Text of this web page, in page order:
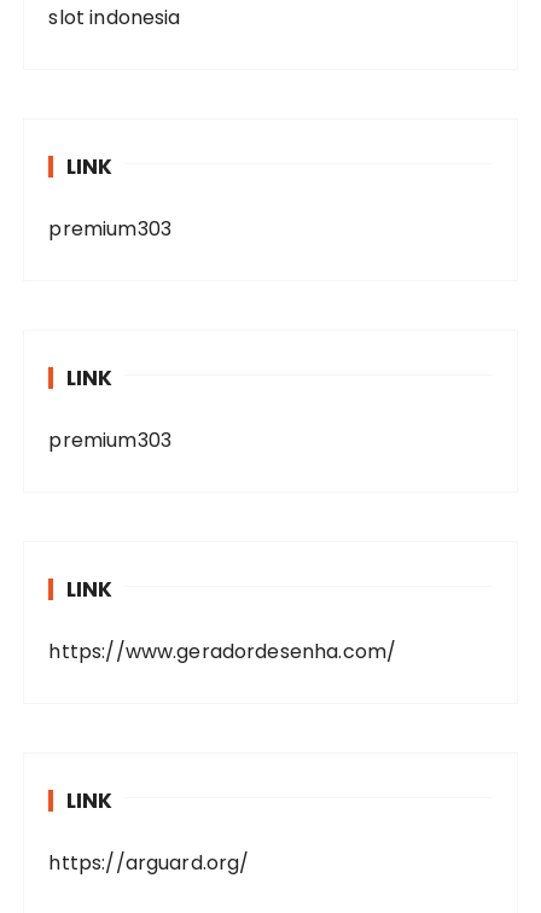
slot indonesia
LINK
premium303
LINK
premium303
LINK
https://www.geradordesenha.com/
LINK
https://arguard.org/